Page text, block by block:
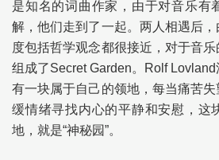
是知名的词曲作家，由于对音乐有
解，他们走到了一起。两人相遇后
度包括哲学观念都很接近，对于音
组成了Secret Garden。Rolf
有一块属于自己的领地，每当痛苦
缓情绪寻找内心的平静和安慰，这
地，就是“神秘园”。